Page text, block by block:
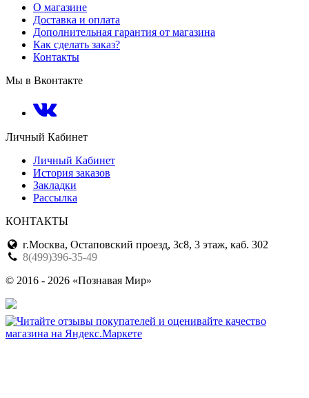
О магазине
Доставка и оплата
Дополнительная гарантия от магазина
Как сделать заказ?
Контакты
Мы в Вконтакте
Личный Кабинет
Личный Кабинет
История заказов
Закладки
Рассылка
КОНТАКТЫ
г.Москва, Остаповский проезд, 3с8, 3 этаж, каб. 302
8(499)396-35-49
© 2016 - 2026 «Познавая Мир»